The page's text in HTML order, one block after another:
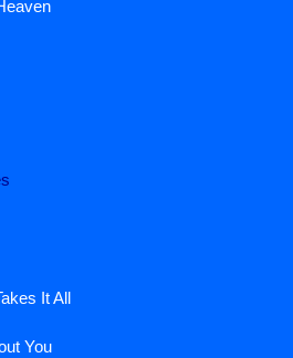
It All
You